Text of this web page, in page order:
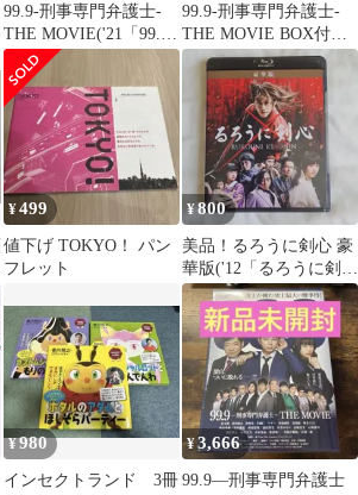
99.9-刑事専門弁護士-
THE MOVIE('21「99.9-
刑事専門弁護士…
99.9-刑事専門弁護士-
THE MOVIE BOX付き
豪華版【美品】
¥499
値下げ TOKYO！ パン
フレット
¥800
美品！るろうに剣心 豪
華版('12「るろうに剣
心」製作委員会)〈2枚
組〉
¥980
インセクトランド 3冊
¥3,666
99.9―刑事専門弁護士